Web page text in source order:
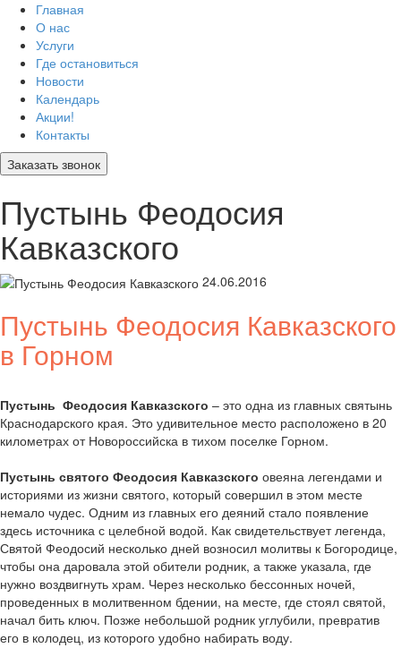
Главная
О нас
Услуги
Где остановиться
Новости
Календарь
Акции!
Контакты
Заказать звонок
Пустынь Феодосия
Кавказского
24.06.2016
Пустынь Феодосия Кавказского
в Горном
Пустынь Феодосия Кавказского – это одна из главных святынь
Краснодарского края. Это удивительное место расположено в 20
километрах от Новороссийска в тихом поселке Горном.
Пустынь святого Феодосия Кавказского овеяна легендами и
историями из жизни святого, который совершил в этом месте
немало чудес. Одним из главных его деяний стало появление
здесь источника с целебной водой. Как свидетельствует легенда,
Святой Феодосий несколько дней возносил молитвы к Богородице,
чтобы она даровала этой обители родник, а также указала, где
нужно воздвигнуть храм. Через несколько бессонных ночей,
проведенных в молитвенном бдении, на месте, где стоял святой,
начал бить ключ. Позже небольшой родник углубили, превратив
его в колодец, из которого удобно набирать воду.